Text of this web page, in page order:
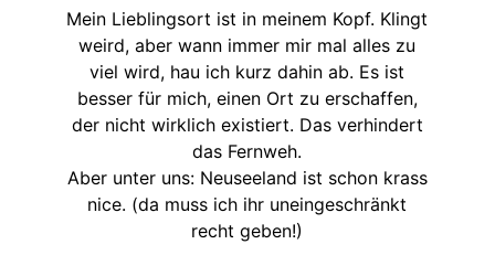
Mein Lieblingsort ist in meinem Kopf. Klingt
weird, aber wann immer mir mal alles zu
viel wird, hau ich kurz dahin ab. Es ist
besser für mich, einen Ort zu erschaffen,
der nicht wirklich existiert. Das verhindert
das Fernweh.
Aber unter uns: Neuseeland ist schon krass
nice. (da muss ich ihr uneingeschränkt
recht geben!)